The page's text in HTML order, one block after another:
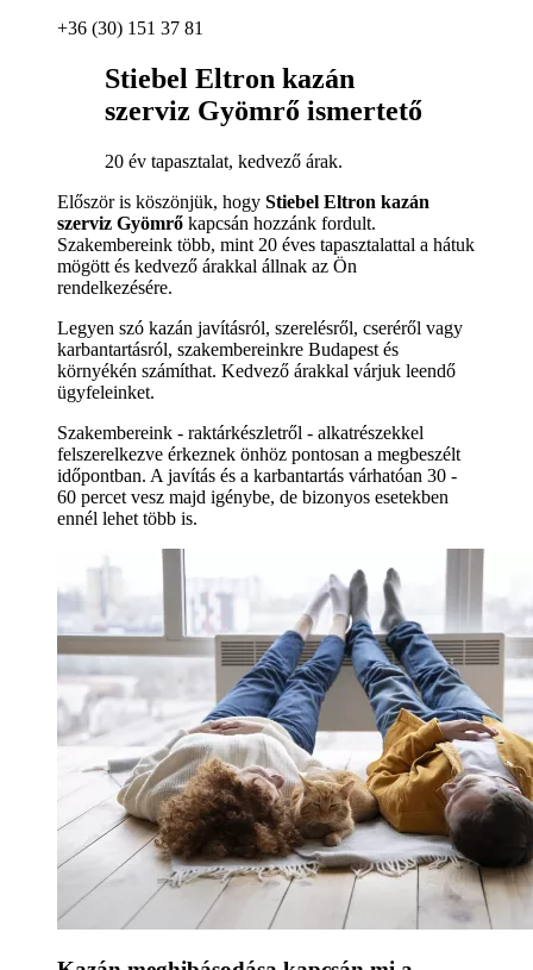
+36 (30) 151 37 81
Stiebel Eltron kazán
szerviz Gyömrő ismertető
20 év tapasztalat, kedvező árak.
Először is köszönjük, hogy Stiebel Eltron kazán
szerviz Gyömrő kapcsán hozzánk fordult.
Szakembereink több, mint 20 éves tapasztalattal a hátuk
mögött és kedvező árakkal állnak az Ön
rendelkezésére.
Legyen szó kazán javításról, szerelésről, cseréről vagy
karbantartásról, szakembereinkre Budapest és
környékén számíthat. Kedvező árakkal várjuk leendő
ügyfeleinket.
Szakembereink - raktárkészletről - alkatrészekkel
felszerelkezve érkeznek önhöz pontosan a megbeszélt
időpontban. A javítás és a karbantartás várhatóan 30 -
60 percet vesz majd igénybe, de bizonyos esetekben
ennél lehet több is.